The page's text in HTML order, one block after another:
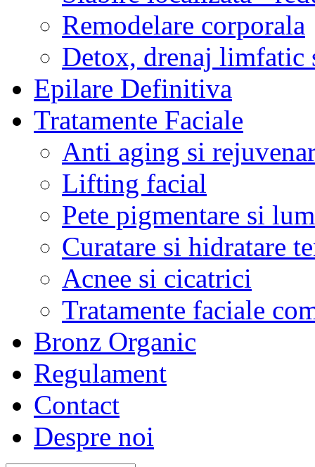
Remodelare corporala
Detox, drenaj limfatic
Epilare Definitiva
Tratamente Faciale
Anti aging si
Lifting facial
Pete pigmentare si
Curatare si hidratare
Acnee si cicatrici
Tratamente faciale
Bronz Organic
Regulament
Contact
Despre noi